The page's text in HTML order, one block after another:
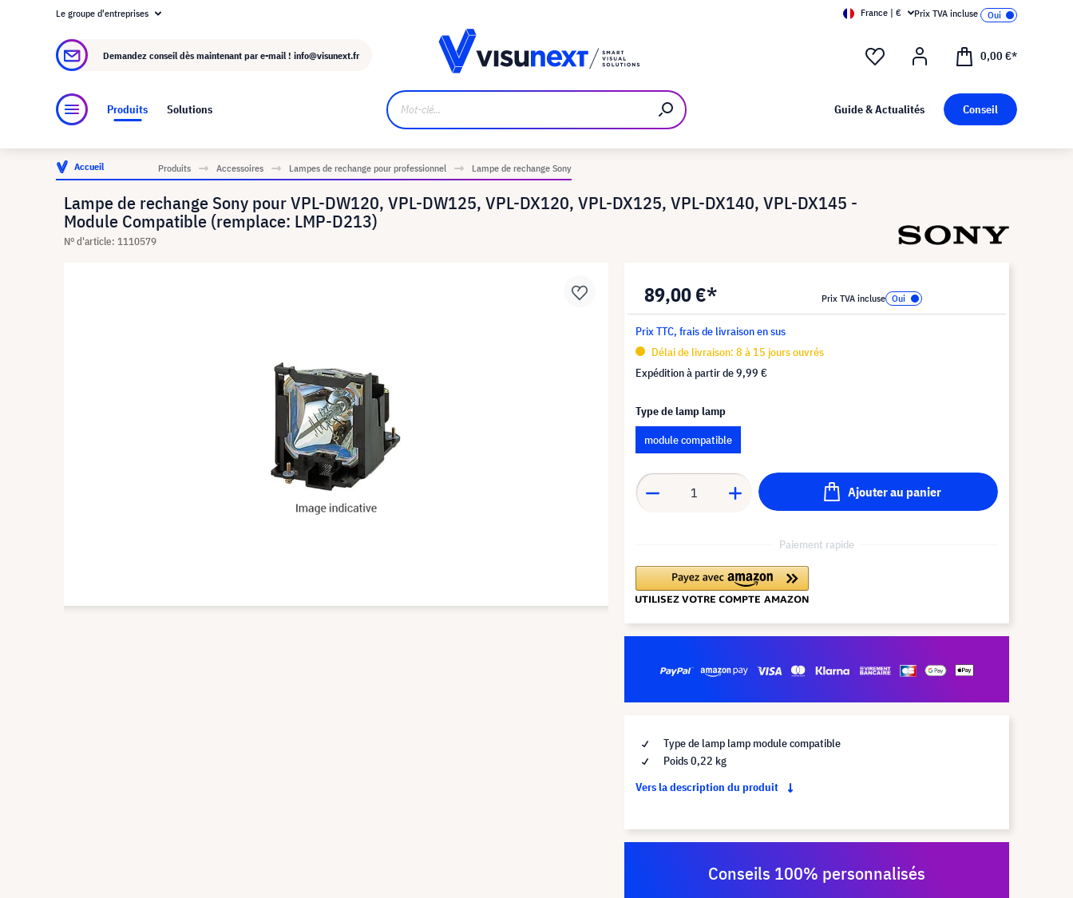
À propos de visunext.fr
Le groupe d'entreprises France | € Prix TVA incluse
Demandez conseil dès maintenant par e-mail ! info@visunext.fr 0,00 €*
Produits Solutions Guide & Actualités Conseil
Accueil Produits Accessoires Lampes de rechange pour professionnel Lampe de rechange Sony
Lampe de rechange Sony pour VPL-DW120, VPL-DW125, VPL-DX120, VPL-DX125, VPL-DX140, VPL-DX145 -
Module Compatible (remplace: LMP-D213)
N° d'article: 1110579
89,00 €* Prix TVA incluse
Prix TTC, frais de livraison en sus
Délai de livraison: 8 à 15 jours ouvrés
Expédition à partir de9,99 €
Type de lamp lamp
module compatible
Ajouter au panier
Paiement rapide
Type de lamp lamp module compatible
Poids 0,22 kg
Vers la description du produit
Conseils 100% personnalisés